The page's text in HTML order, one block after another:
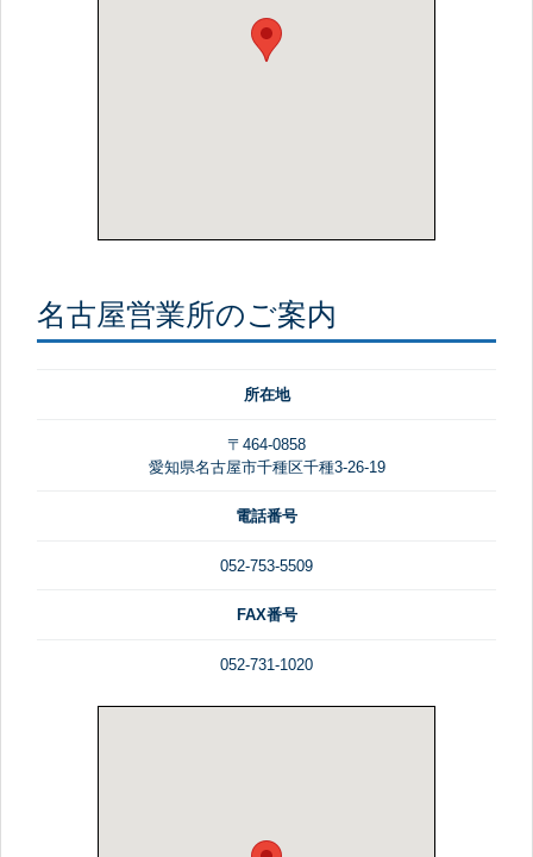
名古屋営業所のご案内
所在地
〒464-0858
愛知県名古屋市千種区千種3-26-19
電話番号
052-753-5509
FAX番号
052-731-1020